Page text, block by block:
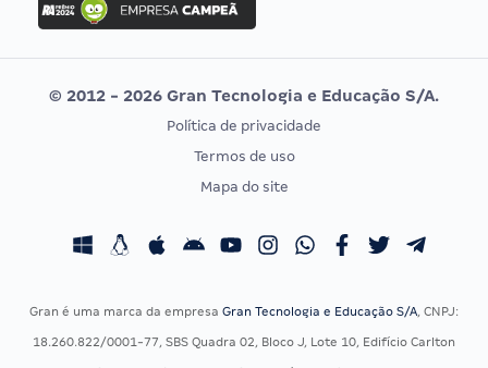
Concurso MPU
Editais publicados
Vunesp
CONCURSOS POR PROFISSÃO
Concursos Fiscais
EXAME DE ORDEM
Calendário OAB
© 2012 - 2026 Gran Tecnologia e Educação S/A.
Política de privacidade
Termos de uso
Mapa do site
Gran é uma marca da empresa Gran Tecnologia e Educação S/A, CNPJ:
18.260.822/0001-77, SBS Quadra 02, Bloco J, Lote 10, Edifício Carlton